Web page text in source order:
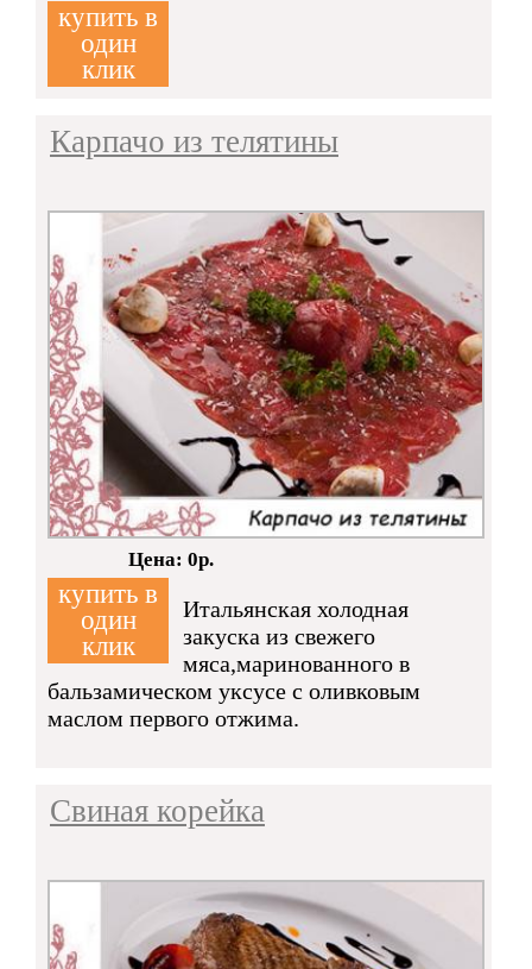
купить в
один
клик
купить в
один
клик
Карпачо из телятины
Цена: 0р.
Итальянская холодная
закуска из свежего
мяса,маринованного в
бальзамическом уксусе с оливковым
маслом первого отжима.
Свиная корейка